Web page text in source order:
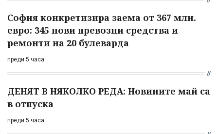
София конкретизира заема от 367 млн.
евро: 345 нови превозни средства и
ремонти на 20 булеварда
преди 5 часа
ДЕНЯТ В НЯКОЛКО РЕДА: Новините май са
в отпуска
преди 5 часа